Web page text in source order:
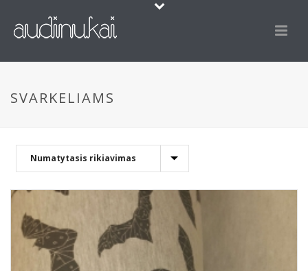
SVARKELIAMS